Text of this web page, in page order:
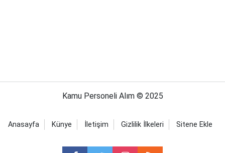
Kamu Personeli Alım © 2025
Anasayfa Künye İletişim Gizlilik İlkeleri Sitene Ekle